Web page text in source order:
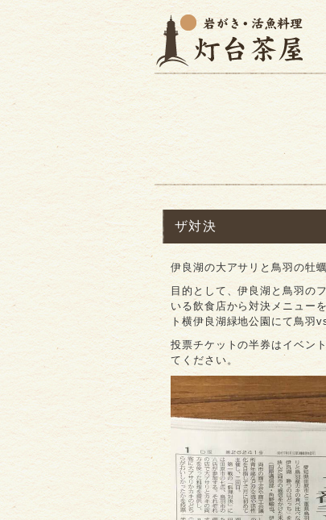
ザ対決
伊良湖の大アサリと鳥羽の牡
目的として、伊良湖と鳥羽の
いる飲食店から対決メニュー
ト横伊良湖緑地公園にて鳥羽
投票チケットの半券はイベン
てください。